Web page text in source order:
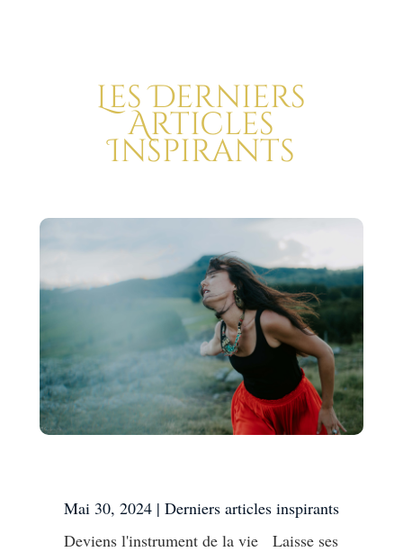
Les Derniers
Articles
Inspirants
Mai 30, 2024| Derniers articles inspirants
Deviens l'instrument de la vie Laisse ses